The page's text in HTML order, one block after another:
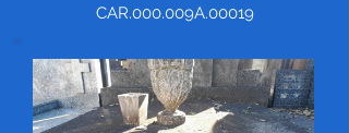
CAR.000.009A.00019